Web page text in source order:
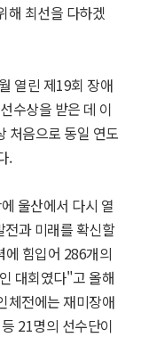
해 최선을 다하겠
열린 제19회 장애
수상을 받은 데 이
처음으로 동일 연도
.
울산에서 다시 열
과 미래를 확신할
힘입어 286개의
대회였다"고 올해
체전에는 재미장애
21명의 선수단이